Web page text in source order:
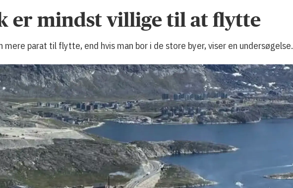
er mindst villige til at flytte
mere parat til flytte, end hvis man bor i de store byer, viser en undersøgelse.